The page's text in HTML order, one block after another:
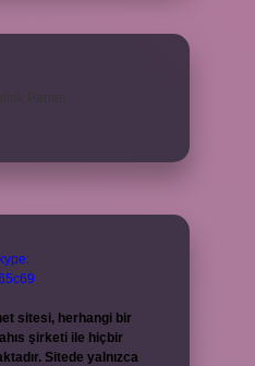
sitesi, herhangi bir
şirketi ile hiçbir
Sitede yalnızca